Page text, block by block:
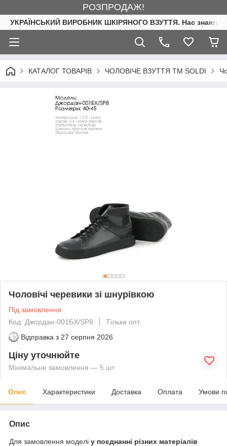
РОЗПРОДАЖ!
УКРАЇНСЬКИЙ ВИРОБНИК ШКІРЯНОГО ВЗУТТЯ. Нас знають.
КАТАЛОГ ТОВАРІВ ЧОЛОВІЧЕ ВЗУТТЯ ТМ SOLDI
Чоловічі черевики зі шнурівкою
Під замовлення
Код: Джордан-001БХ/SP8
Тільки опт
Відправка з 27 серпня 2026
Ціну уточнюйте
Мінімальне замовлення — 5 шт.
Опис Характеристики Доставка Оплата Умови
Опис
Для замовлення моделі у поєднанні різних матеріалів